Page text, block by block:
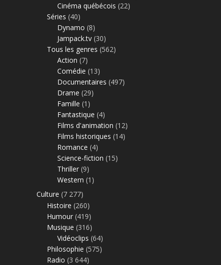
Cinéma québécois (22)
Séries (40)
Dynamo (8)
Jampack.tv (30)
Tous les genres (562)
Action (7)
Comédie (13)
Documentaires (497)
Drame (29)
Famille (1)
Fantastique (4)
Films d'animation (12)
Films historiques (14)
Romance (4)
Science-fiction (15)
Thriller (9)
Western (1)
Culture (7 277)
Histoire (260)
Humour (419)
Musique (316)
Vidéoclips (64)
Philosophie (575)
Radio (3 644)